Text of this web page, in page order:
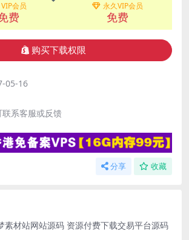
VIP会员
费
永久VIP会员
免费
购买下载权限
05-16
系客服或反馈
分享 收藏
素材站网站源码 资源付费下载交易平台源码